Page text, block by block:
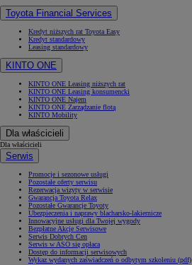
Toyota Financial Services
Kredyt niższych rat Toyota Easy
Kredyt standardowy
Leasing standardowy
KINTO ONE
KINTO ONE Leasing niższych rat
KINTO ONE Leasing konsumencki
KINTO ONE Najem
KINTO ONE Zarządzanie flotą
KINTO Mobility
Dla właścicieli
Dla właścicieli
Serwis
Promocje i sezonowe usługi
Pozostałe oferty serwisu
Rezerwacja wizyty w serwisie
Gwarancja Toyota Relax
Pozostałe Gwarancje Toyoty
Ubezpieczenia i naprawy blacharsko-lakiernicze
Innowacyjne usługi dla Twojej wygody
Bezpłatne Akcje Serwisowe
Serwis Dobrych Cen
Serwis w ASO się opłaca
Dostęp do informacji serwisowych
Wykaz wydanych zaświadczeń o odbytym szkoleniu (pdf)